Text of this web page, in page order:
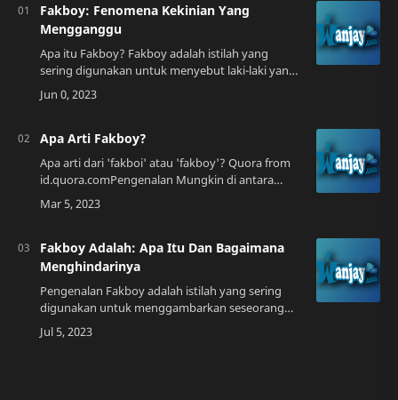
Fakboy: Fenomena Kekinian Yang
Mengganggu
Apa itu Fakboy? Fakboy adalah istilah yang
sering digunakan untuk menyebut laki-laki yang
suka berpura-pura menjadi orang yang baik dan
mencintai seseorang, padahal sebenarnya h…
Apa Arti Fakboy?
Apa arti dari 'fakboi' atau 'fakboy'? Quora from
id.quora.comPengenalan Mungkin di antara
kalian sudah familiar dengan istilah "fakboy".
Namun, bagi sebagian…
Fakboy Adalah: Apa Itu Dan Bagaimana
Menghindarinya
Pengenalan Fakboy adalah istilah yang sering
digunakan untuk menggambarkan seseorang
yang suka berpura-pura menjadi seseorang yang
ia sebenarnya tidak. Biasanya, fakboy ini seri…